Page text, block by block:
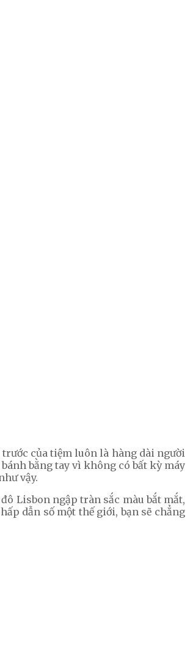
của tiệm luôn là hàng dài người
bằng tay vì không có bất kỳ máy
vậy.
Lisbon ngập tràn sắc màu bắt mắt,
dẫn số một thế giới, bạn sẽ chẳng